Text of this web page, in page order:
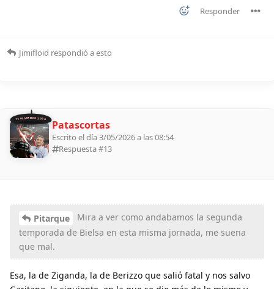
Responder
Jimifloid respondió a esto
11 ALDEANOS 2026 Patascortas
Escrito el día 3/05/2026 a las 08:54
Respuesta #13
Pitarque
Mira a ver como andabamos la segunda
temporada de Bielsa en esta misma jornada, me suena
que mal.
Esa, la de Ziganda, la de Berizzo que salió fatal y nos salvo